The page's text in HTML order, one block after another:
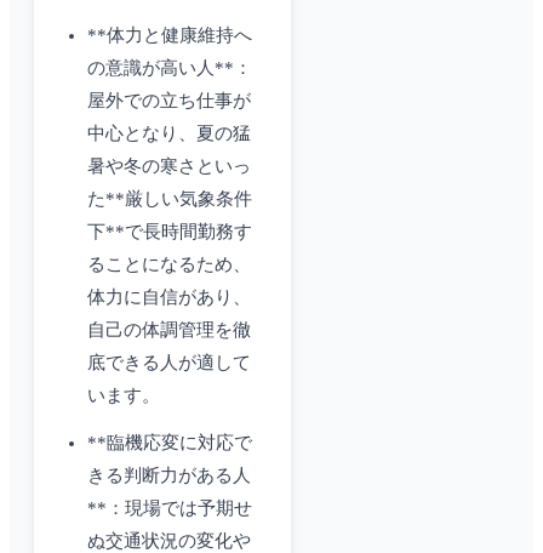
**体力と健康維持へ
の意識が高い人**：
屋外での立ち仕事が
中心となり、夏の猛
暑や冬の寒さといっ
た**厳しい気象条件
下**で長時間勤務す
ることになるため、
体力に自信があり、
自己の体調管理を徹
底できる人が適して
います。
**臨機応変に対応で
きる判断力がある人
**：現場では予期せ
ぬ交通状況の変化や